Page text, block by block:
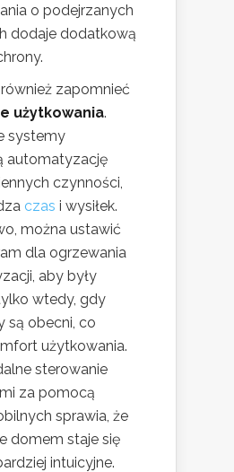
o podejrzanych
dodaje dodatkową
zapomnieć
użytkowania.
systemy
automatyzację
czynności,
czas i wysiłek.
można ustawić
dla ogrzewania
aby były
wtedy, gdy
są obecni, co
użytkowania.
sterowanie
za pomocą
sprawia, że
domem staje się
intuicyjne.